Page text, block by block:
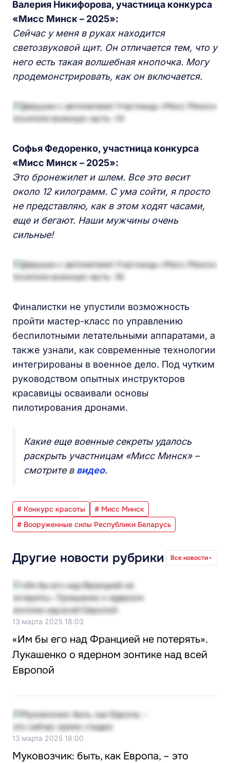
Валерия Никифорова, участница конкурса
«Мисс Минск – 2025»:
Сейчас у меня в руках находится
светозвуковой щит. Он отличается тем, что у
него есть такая волшебная кнопочка. Могу
продемонстрировать, как он включается.
Софья Федоренко, участница конкурса
«Мисс Минск – 2025»:
Это бронежилет и шлем. Все это весит
около 12 килограмм. С ума сойти, я просто
не представляю, как в этом ходят часами,
еще и бегают. Наши мужчины очень
сильные!
Финалистки не упустили возможность
пройти мастер-класс по управлению
беспилотными летательными аппаратами, а
также узнали, как современные технологии
интегрированы в военное дело. Под чутким
руководством опытных инструкторов
красавицы осваивали основы
пилотирования дронами.
Какие еще военные секреты удалось
раскрыть участницам «Мисс Минск» –
смотрите в видео.
# Конкурс красоты
# Мисс Минск
# Вооруженные силы Республики Беларусь
Другие новости рубрики Все новости
13 марта 2025 18:03
«Им бы его над Францией не потерять».
Лукашенко о ядерном зонтике над всей
Европой
13 марта 2025 18:00
Муковозчик: быть, как Европа, – это